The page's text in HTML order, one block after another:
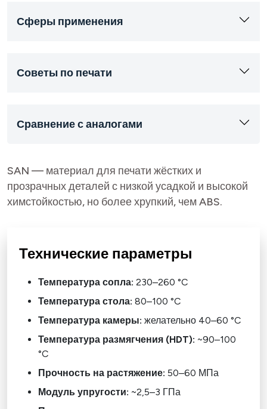
Сферы применения
Советы по печати
Сравнение с аналогами
SAN — материал для печати жёстких и
прозрачных деталей с низкой усадкой и высокой
химстойкостью, но более хрупкий, чем ABS.
Технические параметры
Температура сопла: 230–260 °C
Температура стола: 80–100 °C
Температура камеры: желательно 40–60 °C
Температура размягчения (HDT): ~90–100
°C
Прочность на растяжение: 50–60 МПа
Модуль упругости: ~2,5–3 ГПа